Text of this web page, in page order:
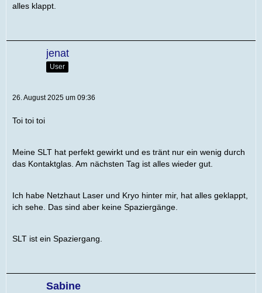
alles klappt.
jenat
User
26. August 2025 um 09:36
Toi toi toi
Meine SLT hat perfekt gewirkt und es tränt nur ein wenig durch
das Kontaktglas. Am nächsten Tag ist alles wieder gut.
Ich habe Netzhaut Laser und Kryo hinter mir, hat alles geklappt,
ich sehe. Das sind aber keine Spaziergänge.
SLT ist ein Spaziergang.
Sabine